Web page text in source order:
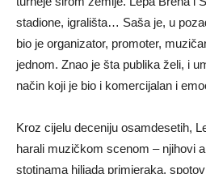
stadione, igrališta… Saša je, u
bio je organizator, promoter,
jednom. Znao je šta publika želi, i
način koji je bio i komercijalan i
Kroz cijelu deceniju osamdesetih,
harali muzičkom scenom – njihovi
stotinama hiljada primjeraka,